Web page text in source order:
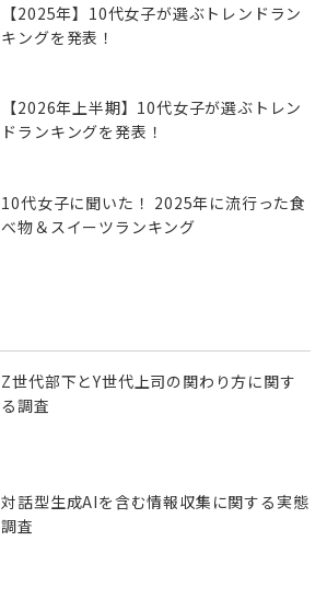
【2025年】10代女子が選ぶトレンドラン
キングを発表！
【2026年上半期】10代女子が選ぶトレン
ドランキングを発表！
10代女子に聞いた！ 2025年に流行った食
べ物＆スイーツランキング
Z世代部下とY世代上司の関わり方に関す
る調査
対話型生成AIを含む情報収集に​関する実態
調査